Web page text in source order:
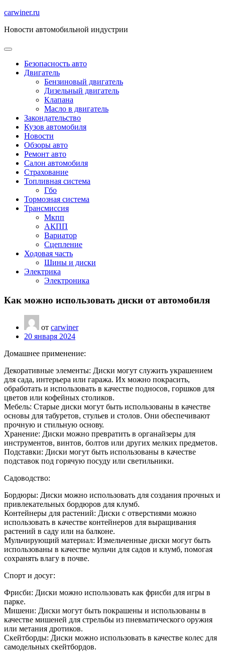
Перейти
содержимому
carwiner.ru
Новости автомобильной индустрии
Безопасность авто
Двигатель
Бензиновый двигатель
Дизельный двигатель
Клапана
Масло в двигатель
Закондательство
Кузов автомобиля
Новости
Обзоры авто
Ремонт авто
Салон автомобиля
Страхование
Топливная система
Гбо
Тормозная система
Трансмиссия
Мкпп
АКПП
Вариатор
Сцепление
Ходовая часть
Шины и диски
Электрика
Электроника
Как можно использовать диски от автомобиля
от carwiner
20 января 2024
Домашнее применение:
Декоративные элементы: Диски могут служить украшением
для сада, интерьера или гаража. Их можно покрасить,
обработать и использовать в качестве подносов, горшков для
цветов или кофейных столиков.
Мебель: Старые диски могут быть использованы в качестве
основы для табуретов, стульев и столов. Они обеспечивают
прочную и стильную основу.
Хранение: Диски можно превратить в органайзеры для
инструментов, винтов, болтов или других мелких предметов.
Подставки: Диски могут быть использованы в качестве
подставок под горячую посуду или светильники.
Садоводство:
Бордюры: Диски можно использовать для создания прочных и
привлекательных бордюров для клумб.
Контейнеры для растений: Диски с отверстиями можно
использовать в качестве контейнеров для выращивания
растений в саду или на балконе.
Мульчирующий материал: Измельченные диски могут быть
использованы в качестве мульчи для садов и клумб, помогая
сохранять влагу в почве.
Спорт и досуг:
Фрисби: Диски можно использовать как фрисби для игры в
парке.
Мишени: Диски могут быть покрашены и использованы в
качестве мишеней для стрельбы из пневматического оружия
или метания дротиков.
Скейтборды: Диски можно использовать в качестве колес для
самодельных скейтбордов.